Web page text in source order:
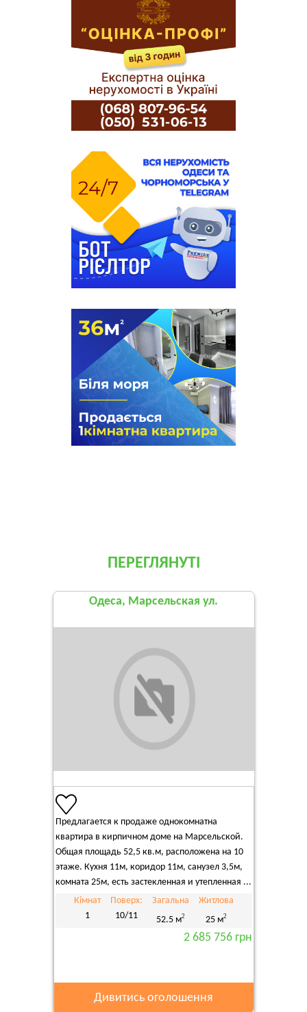
ПЕРЕГЛЯНУТІ
Одеса, Марсельская ул.
Предлагается к продаже однокомнатна
квартира в кирпичном доме на Марсельской.
Общая площадь 52,5 кв.м, расположена на 10
этаже. Кухня 11м, коридор 11м, санузел 3,5м,
комната 25м, есть застекленная и утепленная ...
Кімнат
1
Поверх:
10/11
Загальна
52.5 м2
Житлова
25 м2
2 685 756 грн
Дивитись оголошення